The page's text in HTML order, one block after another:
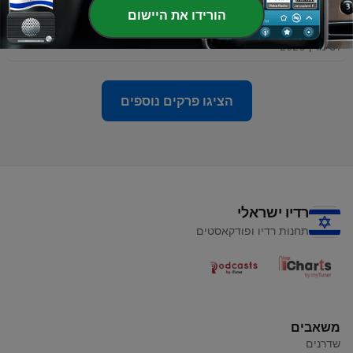
5
- מחוץ לקווים (פרק 5#) | שגיא מוקי
31 מרץ 2026
הציגו פרקים נוספים
רדיו ישראלי
תחנות רדיו ופודקאסטים
משאבים
שדרנים
הורידו את היישום